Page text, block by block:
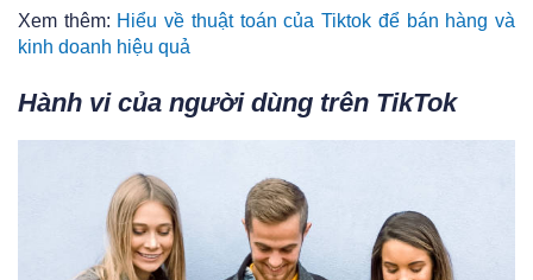
Xem thêm: Hiểu về thuật toán của Tiktok để bán hàng và
kinh doanh hiệu quả
Hành vi của người dùng trên TikTok